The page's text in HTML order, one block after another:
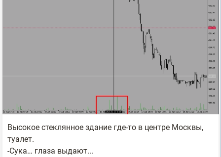
Высокое стеклянное здание где-то в центре Москвы,
туалет.
-Сука… глаза выдают...